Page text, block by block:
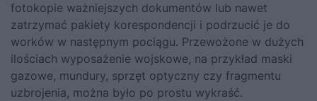
fotokopie ważniejszych dokumentów lub nawet
zatrzymać pakiety korespondencji i podrzucić je do
worków w następnym pociągu. Przewożone w dużych
ilościach wyposażenie wojskowe, na przykład maski
gazowe, mundury, sprzęt optyczny czy fragmentu
uzbrojenia, można było po prostu wykraść.